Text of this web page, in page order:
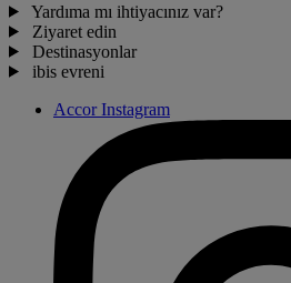
Yardıma mı ihtiyacınız var?
Ziyaret edin
Destinasyonlar
ibis evreni
Accor Instagram